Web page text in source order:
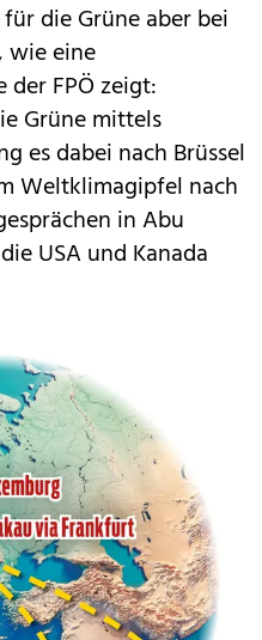
die Grüne aber bei
wie eine
FPÖ zeigt:
Grüne mittels
es dabei nach Brüssel
Weltklimagipfel nach
in Abu
USA und Kanada